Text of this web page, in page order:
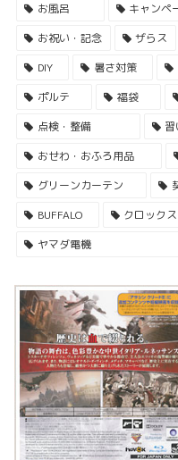
お風呂
キャンペ
お祝い・記念
ザらス
DIY
暑さ対策
ポルテ
福袋
点検・整備
おせわ・おふろ用品
グリーンカーテン
BUFFALO
クロックス
ヤマダ電機